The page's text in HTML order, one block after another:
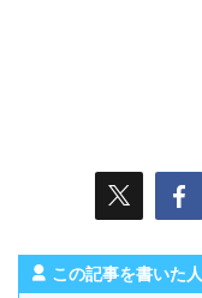
この記事を書いた人